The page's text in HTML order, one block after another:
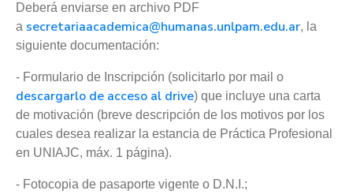
Deberá enviarse en archivo PDF
a secretariaacademica@humanas.unlpam.edu.ar, la
siguiente documentación:
- Formulario de Inscripción (solicitarlo por mail o
descargarlo de acceso al drive) que incluye una carta
de motivación (breve descripción de los motivos por los
cuales desea realizar la estancia de Práctica Profesional
en UNIAJC, máx. 1 página).
- Fotocopia de pasaporte vigente o D.N.I.;